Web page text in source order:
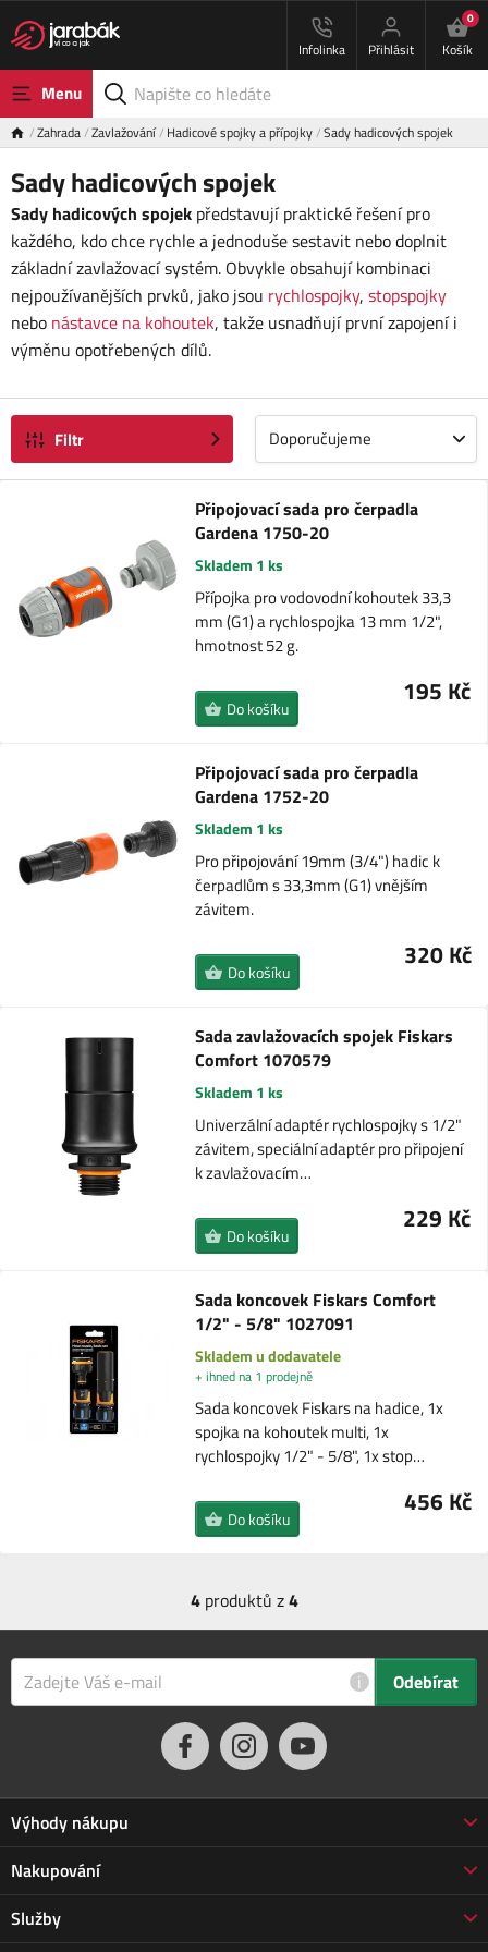
Infolinka Přihlásit
0
Košík
Menu
Zahrada Zavlažování Hadicové spojky a přípojky Sady hadicových spojek
Sady hadicových spojek
Sady hadicových spojek představují praktické řešení pro
každého, kdo chce rychle a jednoduše sestavit nebo doplnit
základní zavlažovací systém. Obvykle obsahují kombinaci
nejpoužívanějších prvků, jako jsou rychlospojky, stopspojky
nebo nástavce na kohoutek, takže usnadňují první zapojení i
výměnu opotřebených dílů.
Filtr Doporučujeme
Připojovací sada pro čerpadla
Gardena 1750-20
Skladem 1 ks
Přípojka pro vodovodní kohoutek 33,3
mm (G1) a rychlospojka 13 mm 1/2",
hmotnost 52 g.
195 Kč
Do košíku
Připojovací sada pro čerpadla
Gardena 1752-20
Skladem 1 ks
Pro připojování 19mm (3/4") hadic k
čerpadlům s 33,3mm (G1) vnějším
závitem.
320 Kč
Do košíku
Sada zavlažovacích spojek Fiskars
Comfort 1070579
Skladem 1 ks
Univerzální adaptér rychlospojky s 1/2"
závitem, speciální adaptér pro připojení
k zavlažovacím…
229 Kč
Do košíku
Sada koncovek Fiskars Comfort
1/2" - 5/8" 1027091
Skladem u dodavatele
+ ihned na 1 prodejně
Sada koncovek Fiskars na hadice, 1x
spojka na kohoutek multi, 1x
rychlospojky 1/2" - 5/8", 1x stop…
456 Kč
Do košíku
4produktů z4
i Odebírat
Výhody nákupu
Proč nakupovat u nás
3letá záruka Jarabák
Vrácení zboží do 30 dnů
Nakupování
Obchodní podmínky
Doprava a platba
Služby